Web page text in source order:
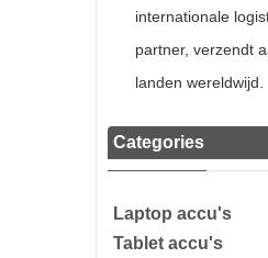
internationale
partner, verzendt
landen wereldwijd.
Categories
Laptop accu's
Tablet accu's